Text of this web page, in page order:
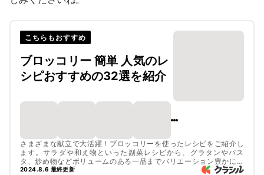
こちらもおすすめ
ブロッコリー 簡単 人気のレ
シピおすすめの32選を紹介
さまざまな献立で大活躍！ブロッコリーを使ったレシピをご紹介し
ます。サラダや和え物といった副菜レシピから、グラタンやパス
タ、炒め物などボリュームのある一品までバリエーション豊かにピ
ックアップしました。ぜひチェックしてみてくださいね。
2024.8.6 最終更新